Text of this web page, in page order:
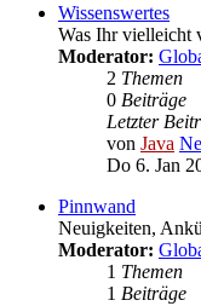
Wissenswertes
Was Ihr vielleicht
Moderator:
2 Themen
0 Beiträge
Letzter
von Java
Do 6. Jan
Pinnwand
Neuigkeiten,
Moderator:
1 Themen
1 Beiträge